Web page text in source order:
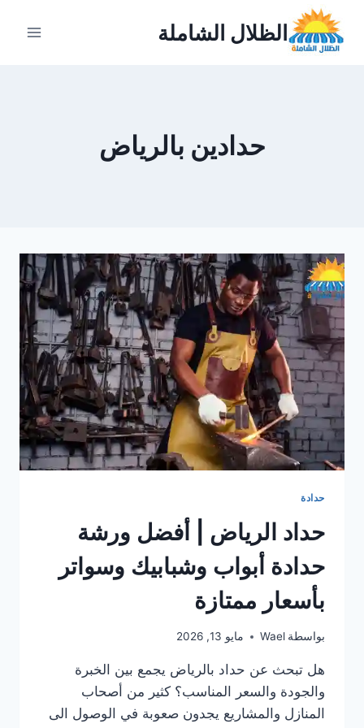
التجاوز
المحتوى
الظلال الشاملة
حدادين بالرياض
حدادة
حداد الرياض | أفضل ورشة
حدادة أبواب وشبابيك وسواتر
بأسعار ممتازة
بواسطة Wael مايو 13, 2026
هل تبحث عن حداد بالرياض يجمع بين الخبرة
والجودة والسعر المناسب؟ كثير من أصحاب
المنازل والمشاريع يجدون صعوبة في الوصول الى